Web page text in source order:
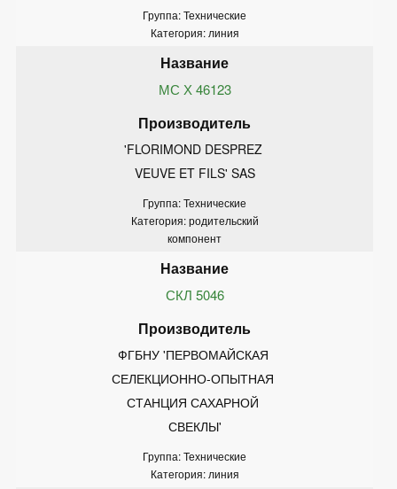
Группа: Технические
Категория: линия
МС Х 46123
'FLORIMOND DESPREZ
VEUVE ET FILS' SAS
Группа: Технические
Категория: родительский
компонент
СКЛ 5046
ФГБНУ 'ПЕРВОМАЙСКАЯ
СЕЛЕКЦИОННО-ОПЫТНАЯ
СТАНЦИЯ САХАРНОЙ
СВЕКЛЫ'
Группа: Технические
Категория: линия